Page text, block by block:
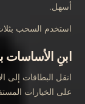
أسهل.
استخدم السحب
ابنِ الأساسات
انقل البطاقات
على الخيارات